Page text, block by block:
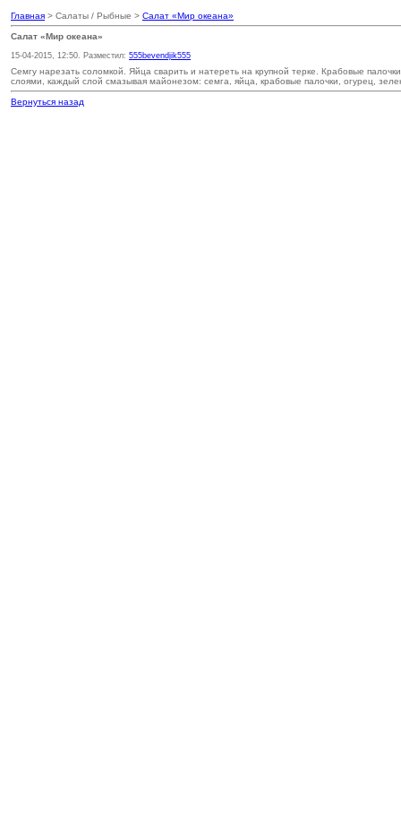
Главная > Салаты / Рыбные > Салат «Мир океана»
Салат «Мир океана»
15-04-2015, 12:50. Разместил: 555bevendjik555
Семгу нарезать соломкой. Яйца сварить и натереть на крупной терке. Крабовые
слоями, каждый слой смазывая майонезом: семга, яйца, крабовые палочки, огурец,
Вернуться назад